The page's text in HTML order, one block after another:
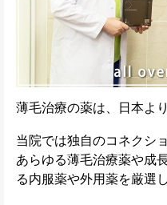
薄毛治療の薬は、日本よ
当院では独自のコネクシ
あらゆる薄毛治療薬や成
る内服薬や外用薬を厳選